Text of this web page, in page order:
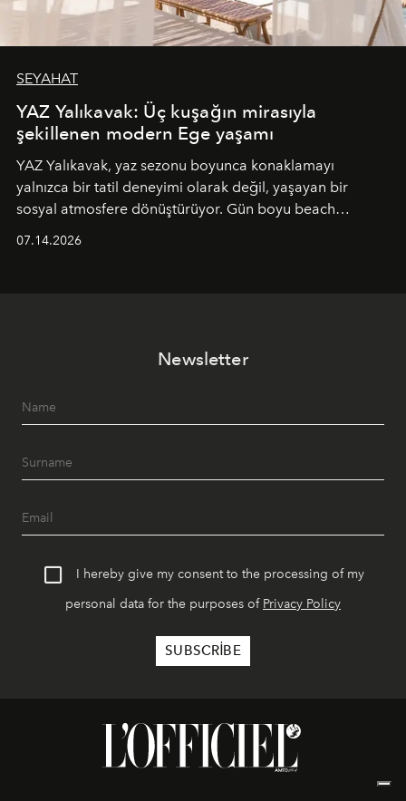
SEYAHAT
YAZ Yalıkavak: Üç kuşağın mirasıyla
şekillenen modern Ege yaşamı
YAZ Yalıkavak, yaz sezonu boyunca konaklamayı
yalnızca bir tatil deneyimi olarak değil, yaşayan bir
sosyal atmosfere dönüştürüyor. Gün boyu beach
geceye taşıyarak her hafta farklı bir deneyim sunuyor.
07.14.2026
Newsletter
I hereby give my consent to the processing of my
personal data for the purposes of Privacy Policy